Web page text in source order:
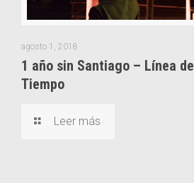
agosto 1, 2018
1 año sin Santiago – Línea de
Tiempo
Leer más
de la Naciones Unidas, una
detención, el secuestro o cualquier
actúan con la autorización, el